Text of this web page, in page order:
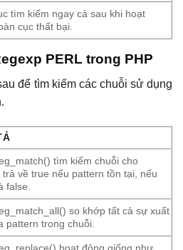
tìm kiếm ngay cả sau khi hoạt
cục thất bại.
PERL trong PHP
để tìm kiếm các chuỗi sử dụng
tìm kiếm chuỗi cho
trả về true nếu pattern tồn tại, nếu
false.
so khớp tất cả sự xuất
pattern trong chuỗi.
hoạt động giống như